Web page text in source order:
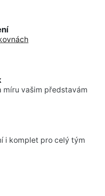
míru vašim představám
i komplet pro celý tým